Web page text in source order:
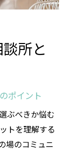
面
の違い
方のコツ
利用術
かり確認
おすすめな
所と
ポイント
ぶべきか悩む
トを理解する
場のコミュニ